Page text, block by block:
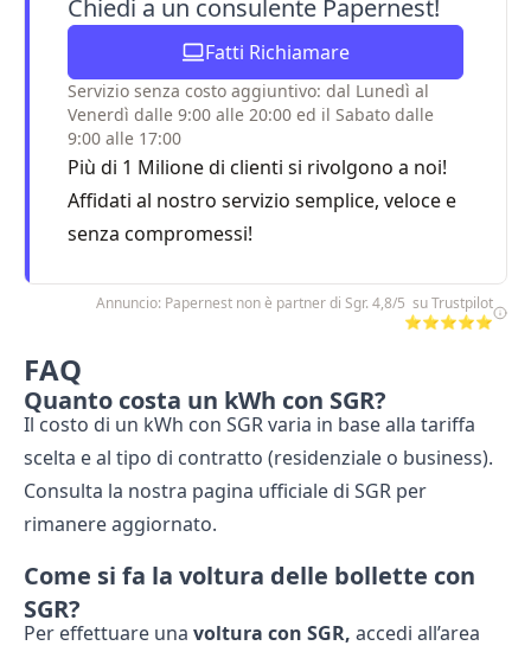
Chiedi a un consulente Papernest!
Fatti Richiamare
Servizio senza costo aggiuntivo: dal Lunedì al
Venerdì dalle 9:00 alle 20:00 ed il Sabato dalle
9:00 alle 17:00
Più di 1 Milione di clienti si rivolgono a noi!
Affidati al nostro servizio semplice, veloce e
senza compromessi!
Annuncio: Papernest non è partner di Sgr. 4,8/5 su Trustpilot
⭐⭐⭐⭐⭐
FAQ
Quanto costa un kWh con SGR?
Il costo di un kWh con SGR varia in base alla tariffa
scelta e al tipo di contratto (residenziale o business).
Consulta la nostra pagina ufficiale di SGR per
rimanere aggiornato.
Come si fa la voltura delle bollette con
SGR?
Per effettuare una voltura con SGR, accedi all’area